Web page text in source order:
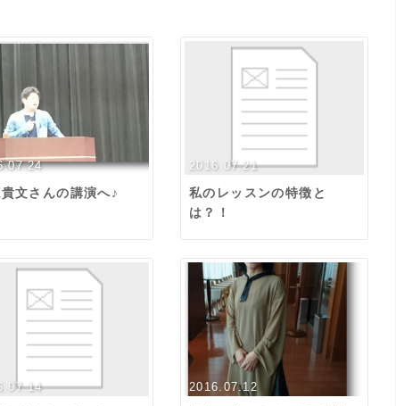
文さんの講演へ♪
2016.07.21
私のレッスンの特徴と
は？！
2016.07.12